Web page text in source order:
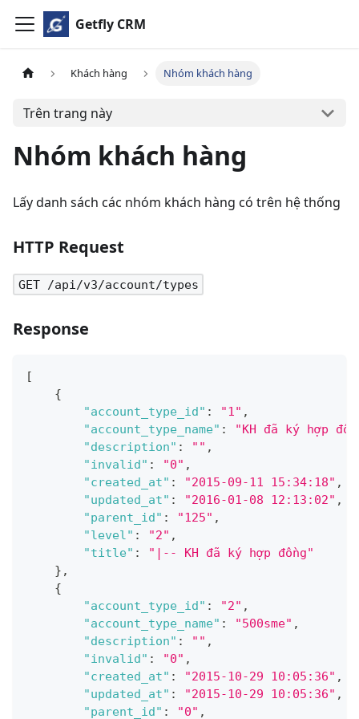
Getfly CRM
Khách hàng Nhóm khách hàng
Trên trang này
Nhóm khách hàng
Lấy danh sách các nhóm khách hàng có trên hệ thống
HTTP Request
GET /api/v3/account/types
Response
[
{
"account_type_id" : "1" ,
"account_type_name" :
"KH đã ký hợp
"description" : "" ,
"invalid" : "0" ,
"created_at" : "2015-09-11 15:34:18" ,
"updated_at" : "2016-01-08 12:13:02" ,
"parent_id" : "125" ,
"level" : "2" ,
"title" :
"|-- KH đã ký hợp đồng"
} ,
{
"account_type_id" : "2" ,
"account_type_name" : "500sme" ,
"description" : "" ,
"invalid" : "0" ,
"created_at" : "2015-10-29 10:05:36" ,
"updated_at" : "2015-10-29 10:05:36" ,
"parent_id" : "0" ,